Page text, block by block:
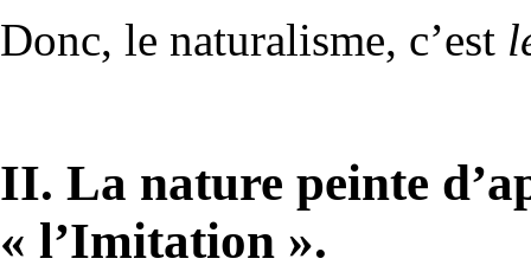
Donc, le naturalisme, c’est
II. La nature peinte
« l’Imitation ».